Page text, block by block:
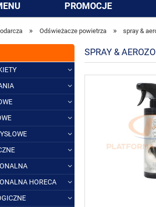
PROMOCJE
» Odświeżacze powietrza » spray &
HORECA
SPRAY &